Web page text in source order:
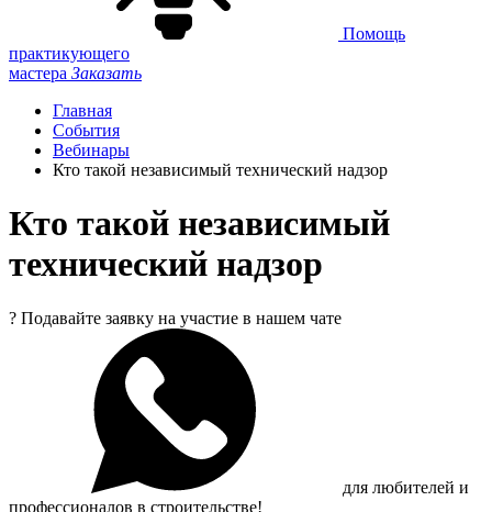
Помощь
практикующего
мастера Заказать
Главная
События
Вебинары
Кто такой независимый технический надзор
Кто такой независимый
технический надзор
? Подавайте заявку на участие в нашем чате
для любителей и
профессионалов в строительстве!